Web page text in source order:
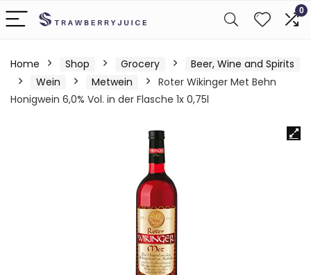
0
Home Shop Grocery
Beer, Wine and Spirits
Wein
Metwein
Roter Wikinger Met Behn
Honigwein 6,0% Vol. in der Flasche 1x 0,75l